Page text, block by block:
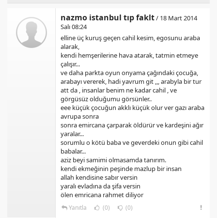
nazmo istanbul tıp faklt/ 18 Mart 2014
Salı 08:24
elline üç kuruş geçen cahil kesim, egosunu araba
alarak,
kendi hemşerilerine hava atarak, tatmin etmeye
çalışır...
ve daha parkta oyun onyama çağındaki çocuğa,
arabayı vererek, hadi yavrum git ,,, arabyla bir tur
att da , insanlar benim ne kadar cahil , ve
görgüsüz olduğumu görsünler..
eee küçük çocuğun akklı küçük olur ver gazı araba
avrupa sonra
sonra emircana çarparak öldürür ve kardeşini ağır
yaralar...
sorumlu o kötü baba ve geverdeki onun gibi cahil
babalar...
aziz beyi samimi olmasamda tanırım.
kendi ekmeğinin peşinde mazlup bir insan
allah kendisine sabır versin
yaralı evladına da şifa versin
ölen emricana rahmet diliyor
Yanıtla (0) (0)